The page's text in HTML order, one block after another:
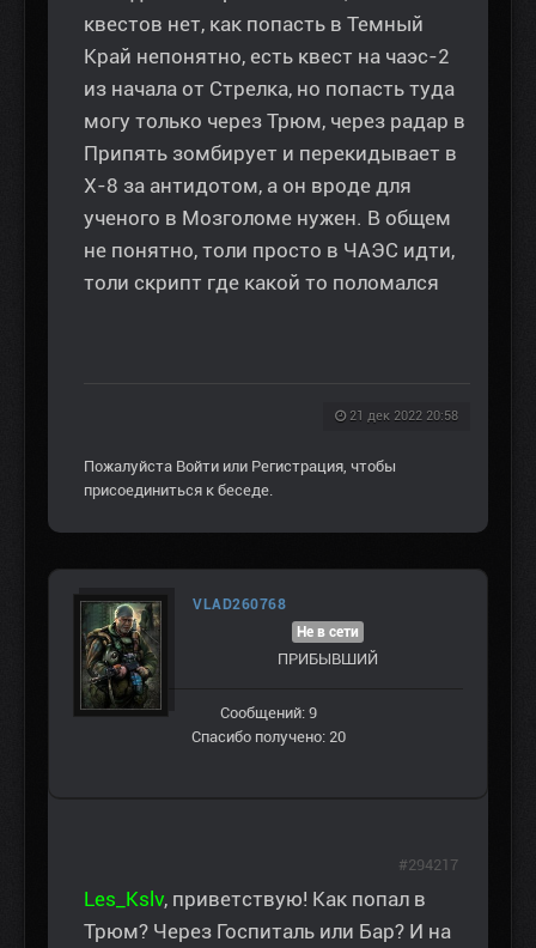
квестов нет, как попасть в Темный
Край непонятно, есть квест на чаэс-2
из начала от Стрелка, но попасть туда
могу только через Трюм, через радар в
Припять зомбирует и перекидывает в
Х-8 за антидотом, а он вроде для
ученого в Мозголоме нужен. В общем
не понятно, толи просто в ЧАЭС идти,
толи скрипт где какой то поломался
21 дек 2022 20:58
Пожалуйста Войти или Регистрация, чтобы
присоединиться к беседе.
VLAD260768
Не в сети
ПРИБЫВШИЙ
Сообщений: 9
Спасибо получено: 20
Les_Kslv, приветствую! Как попал в
Трюм? Через Госпиталь или Бар? И на
#294217